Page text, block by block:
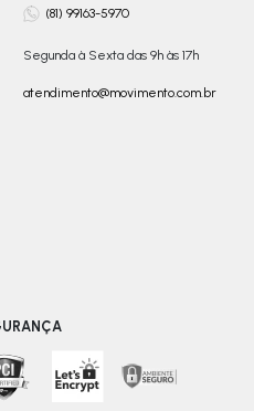
(81) 99163-5970
Segunda à Sexta das 9h às 17h
atendimento@movimento.com.br